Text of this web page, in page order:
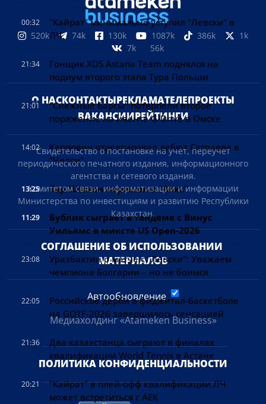
00:32
"Кайрат" минимально уступил "Левски" в
ЛЧ
21:34
Гонщик XDS Astana Team поднялся на
подиум второго этапа Тура Польши
21:01
"Снежные Барсы" потерпели второе
поражение на ивенте G-Drive в Омске
14:02
Карпович отреагировал дебют Сатпаева в
"Челси"
13:25 Тер Штеген перешел в "Аякс"
11:29
Бублик сыграет в тандеме с Винус
Уильямс в миксте US Open-2026
23:08
Уразбахтин о матче с "Левски": Уважаем
чемпиона Болгарии – но не боимся
22:05
Российское дерби в фиджитал-баскетболе
на GOTF-2026 завершилось сенсацией
21:36
Два казахстанца сыграют в финалах
квалификации World Tennis в Астане
20:21
"Кайрат" в плей-офф квалификации ЛЧ
может встретиться с АЕК
520k 74k 130k 1087k 386k
1k
7k
56k
О НАСКОНТАКТЫРЕКЛАМАТЕЛЕПРОЕКТЫ
ВАКАНСИИРЕЙТИНГИ
Свидетельство о постановке на учет, переучет
периодического печатного издания, информационного
агентства и сетевого издания.
Комитетом связи, информатизации и информации
Министерства по инвестициям и развитию Республики
Казахстан.
СОГЛАШЕНИЕ ОБ ИСПОЛЬЗОВАНИИ
МАТЕРИАЛОВ
Автообновление
Медиахолдинг «Atameken Business»
ПОЛИТИКА КОНФИДЕНЦИАЛЬНОСТИ